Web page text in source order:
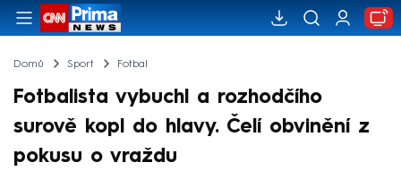
Domů Sport Fotbal
Fotbalista vybuchl a rozhodčího
surově kopl do hlavy. Čelí obvinění z
pokusu o vraždu